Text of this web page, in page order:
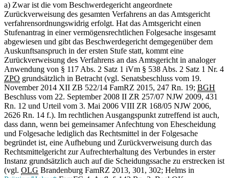
a) Zwar ist die vom Beschwerdegericht angeordnete
Zurückverweisung des gesamten Verfahrens an das Amtsgericht
verfahrensordnungswidrig erfolgt. Hat das Amtsgericht einen
Stufenantrag in einer vermögensrechtlichen Folgesache insgesamt
abgewiesen und gibt das Beschwerdegericht demgegenüber dem
Auskunftsanspruch in der ersten Stufe statt, kommt eine
Zurückverweisung des Verfahrens an das Amtsgericht in analoger
Anwendung von § 117 Abs. 2 Satz 1 iVm § 538 Abs. 2 Satz 1 Nr. 4
ZPO grundsätzlich in Betracht (vgl. Senatsbeschluss vom 19.
November 2014 XII ZB 522/14 FamRZ 2015, 247 Rn. 19; BGH
Beschluss vom 22. September 2008 II ZR 257/07 NJW 2009, 431
Rn. 12 und Urteil vom 3. Mai 2006 VIII ZR 168/05 NJW 2006,
2626 Rn. 14 f.). Im rechtlichen Ausgangspunkt zutreffend ist auch,
dass dann, wenn bei gemeinsamer Anfechtung von Ehescheidung
und Folgesache lediglich das Rechtsmittel in der Folgesache
begründet ist, eine Aufhebung und Zurückverweisung durch das
Rechtsmittelgericht zur Aufrechterhaltung des Verbundes in erster
Instanz grundsätzlich auch auf die Scheidungssache zu erstrecken ist
(vgl. OLG Brandenburg FamRZ 2013, 301, 302; Helms in